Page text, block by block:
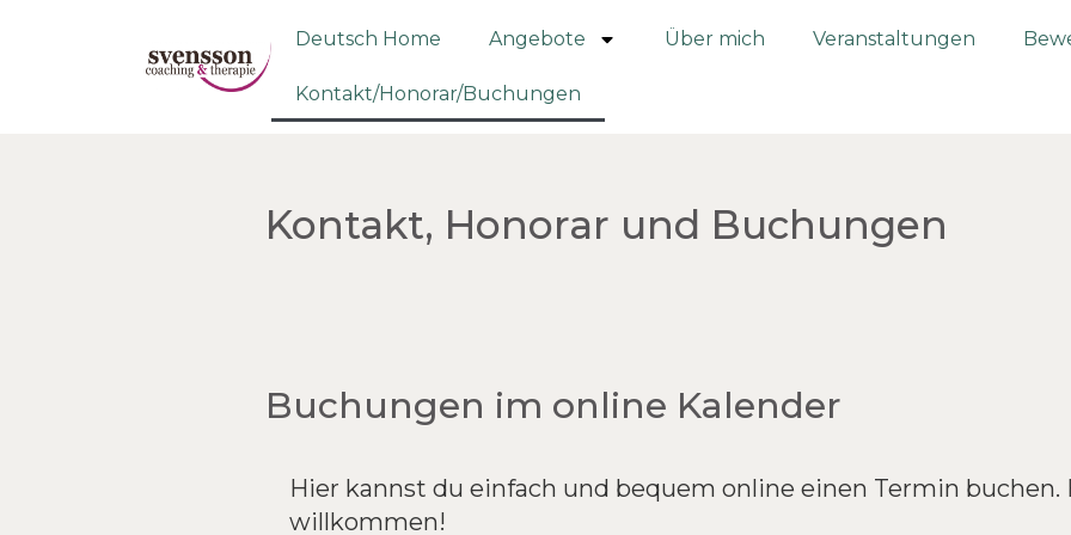
Deutsch Home Angebote Über mich Veranstaltungen
Kontakt/Honorar/Buchungen
Kontakt, Honorar und Buchungen
Buchungen im online Kalender
Hier kannst du einfach und bequem online einen Termin buchen.
willkommen!